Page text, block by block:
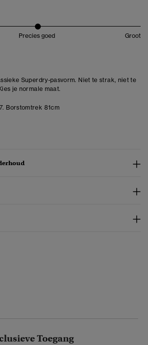
Precies goed Groot
Superdry-pasvorm. Niet te strak, niet te
je normale maat.
Borstomtrek 81cm
Toegang